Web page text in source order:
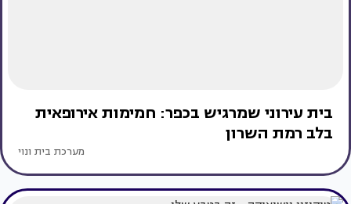
בית עירוני שמרגיש בכפר: חמימות אירופאית
בלב רמת השרון
מערכת בית ונוי